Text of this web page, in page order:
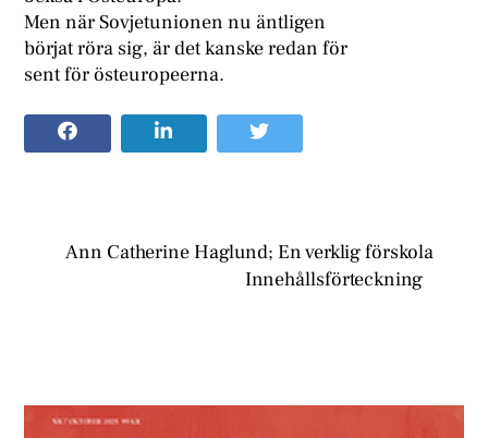
Men när Sovjetunionen nu äntligen
börjat röra sig, är det kanske redan för
sent för östeuropeerna.
Ann Catherine Haglund; En verklig förskola
Innehållsförteckning